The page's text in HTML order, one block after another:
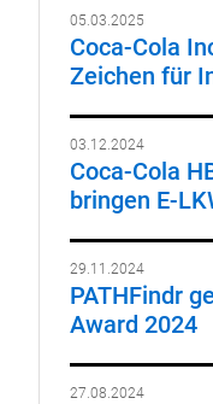
05.03.2025
Coca-Cola
Zeichen für
03.12.2024
Coca-Cola
bringen E-
29.11.2024
PATHFindr
Award 2024
27.08.2024